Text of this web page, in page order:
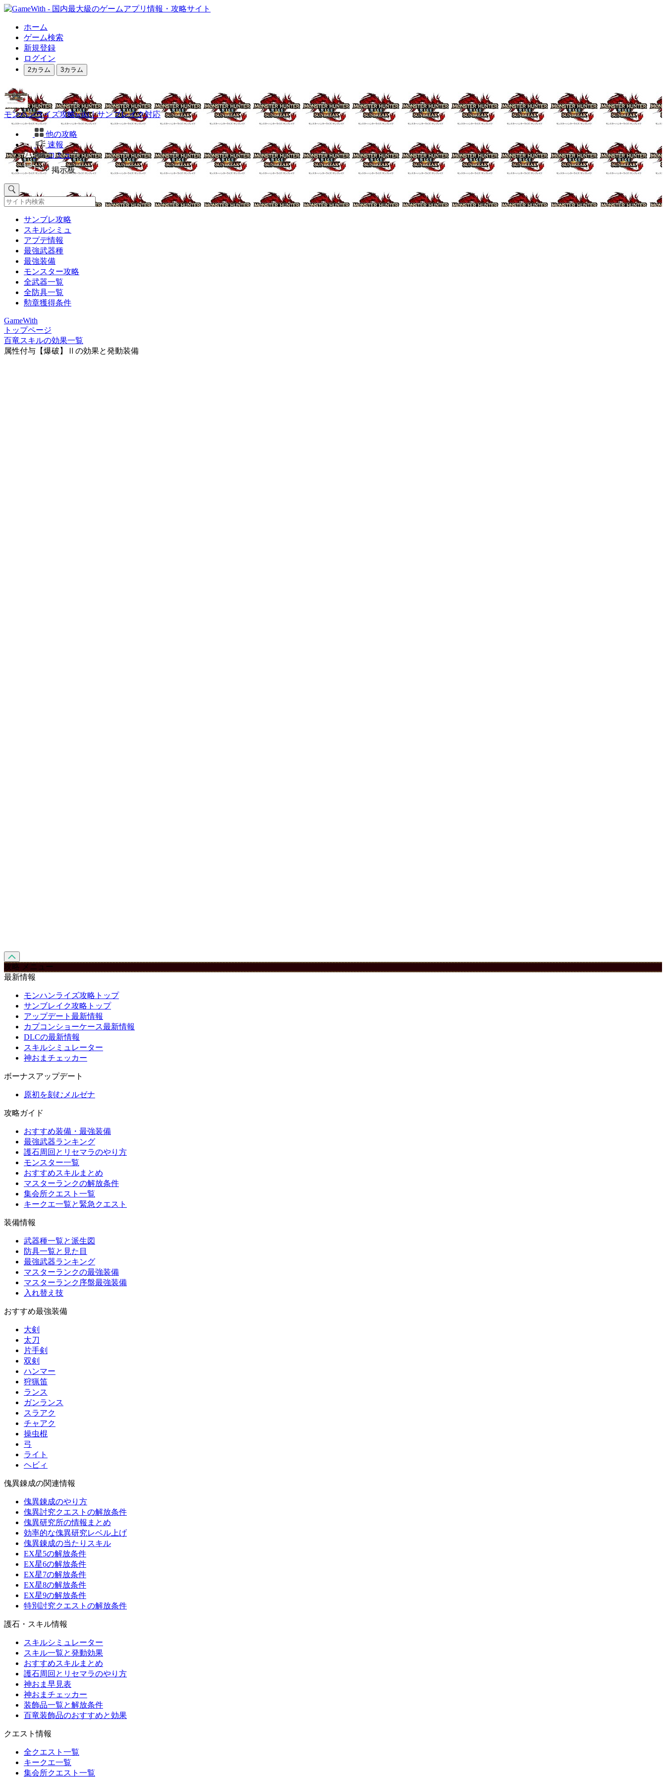
ホーム
ゲーム検索
新規登録
ログイン
2カラム 3カラム
モンハンライズ攻略wiki｜サンブレイク対応
他の攻略
速報
コミュ
掲示板
サンブレ攻略
スキルシミュ
アプデ情報
最強武器種
最強装備
モンスター攻略
全武器一覧
全防具一覧
勲章獲得条件
GameWith
トップページ
百竜スキルの効果一覧
属性付与【爆破】Ⅱの効果と発動装備
攻略 メニュー
最新情報
モンハンライズ攻略トップ
サンブレイク攻略トップ
アップデート最新情報
カプコンショーケース最新情報
DLCの最新情報
スキルシミュレーター
神おまチェッカー
ボーナスアップデート
原初を刻むメルゼナ
攻略ガイド
おすすめ装備・最強装備
最強武器ランキング
護石周回とリセマラのやり方
モンスター一覧
おすすめスキルまとめ
マスターランクの解放条件
集会所クエスト一覧
キークエ一覧と緊急クエスト
装備情報
武器種一覧と派生図
防具一覧と見た目
最強武器ランキング
マスターランクの最強装備
マスターランク序盤最強装備
入れ替え技
おすすめ最強装備
大剣
太刀
片手剣
双剣
ハンマー
狩猟笛
ランス
ガンランス
スラアク
チャアク
操虫棍
弓
ライト
ヘビィ
傀異錬成の関連情報
傀異錬成のやり方
傀異討究クエストの解放条件
傀異研究所の情報まとめ
効率的な傀異研究レベル上げ
傀異錬成の当たりスキル
EX星5の解放条件
EX星6の解放条件
EX星7の解放条件
EX星8の解放条件
EX星9の解放条件
特別討究クエストの解放条件
護石・スキル情報
スキルシミュレーター
スキル一覧と発動効果
おすすめスキルまとめ
護石周回とリセマラのやり方
神おま早見表
神おまチェッカー
装飾品一覧と解放条件
百竜装飾品のおすすめと効果
クエスト情報
全クエスト一覧
キークエ一覧
集会所クエスト一覧